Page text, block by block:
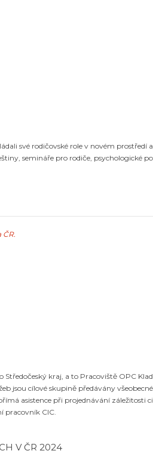
své rodičovské role v novém
semináře pro rodiče, psychologické
kraj, a to Pracoviště OPC
jsou cílové skupině předávány
asistence při projednávání záležitosti
pracovník CIC.
V ČR 2024